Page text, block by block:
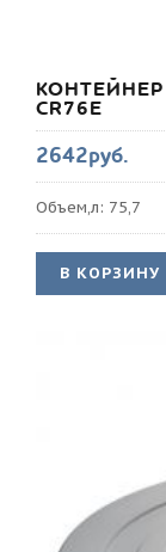
КОНТЕЙНЕР
CR76E
2642руб.
Объем,л: 75,7
В КОРЗИНУ